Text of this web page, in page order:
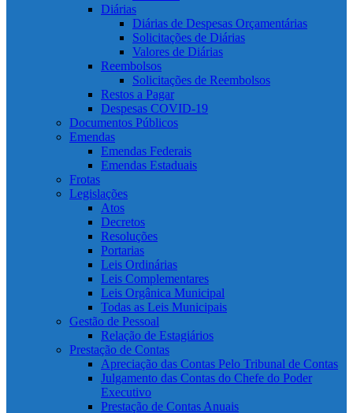
Diárias
Diárias de Despesas Orçamentárias
Solicitações de Diárias
Valores de Diárias
Reembolsos
Solicitações de Reembolsos
Restos a Pagar
Despesas COVID-19
Documentos Públicos
Emendas
Emendas Federais
Emendas Estaduais
Frotas
Legislações
Atos
Decretos
Resoluções
Portarias
Leis Ordinárias
Leis Complementares
Leis Orgânica Municipal
Todas as Leis Municipais
Gestão de Pessoal
Relação de Estagiários
Prestação de Contas
Apreciação das Contas Pelo Tribunal de Contas
Julgamento das Contas do Chefe do Poder
Executivo
Prestação de Contas Anuais